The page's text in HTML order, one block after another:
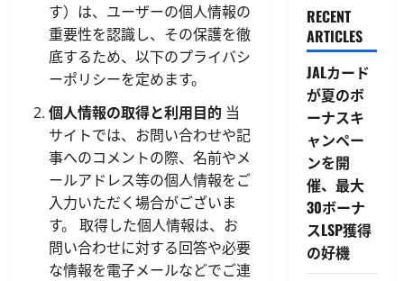
す）は、ユーザーの個人情報の
重要性を認識し、その保護を徹
底するため、以下のプライバシ
ーポリシーを定めます。
個人情報の取得と利用目的 当
サイトでは、お問い合わせや記
事へのコメントの際、名前やメ
ールアドレス等の個人情報をご
入力いただく場合がございま
す。 取得した個人情報は、お
問い合わせに対する回答や必要
な情報を電子メールなどでご連
RECENT
ARTICLES
JALカード
が夏のボ
ーナスキ
ャンペー
ンを開
催、最大
30ボーナ
スLSP獲得
の好機